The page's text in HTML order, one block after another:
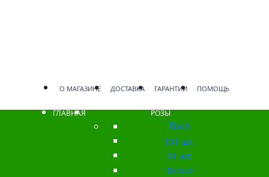
О МАГАЗИНЕ ДОСТАВКА ГАРАНТИИ ПОМОЩЬ
ГЛАВНАЯ РОЗЫ
Back
101 шт.
51 шт.
Белые